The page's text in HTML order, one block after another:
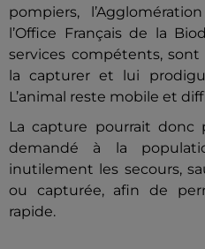
pompiers,
l’Office Français de la
services compétents,
la capturer et lui
L’animal reste mobile et
La capture pourrait
demandé à la
inutilement les secours,
ou capturée, afin de
rapide.